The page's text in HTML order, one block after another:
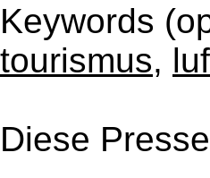
Keywords
tourismus,
Diese